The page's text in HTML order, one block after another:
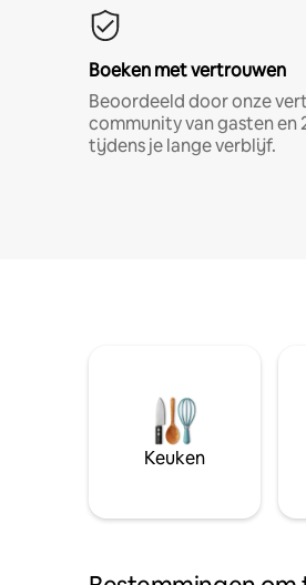
Boeken met vertrouwen
Beoordeeld door onze
community van gasten en
tijdens je lange verblijf.
Keuken